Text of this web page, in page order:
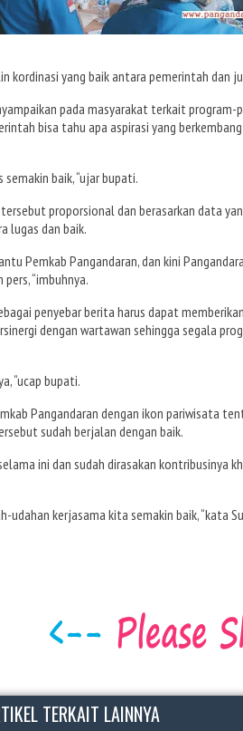
kordinasi yang baik antara pemerintah dan
pada masyarakat terkait program-
bisa tahu apa aspirasi yang
baik, “ujar bupati.
proporsional dan berasarkan data
lugas dan baik.
Pemkab Pangandaran, dan kini
“imbuhnya.
penyebar berita harus dapat
dengan wartawan sehingga segala
“ucap bupati.
Pangandaran dengan ikon pariwisata
sudah berjalan dengan baik.
ini dan sudah dirasakan kontribusinya
udahan kerjasama kita semakin baik, “kata
TERKAIT LAINNYA